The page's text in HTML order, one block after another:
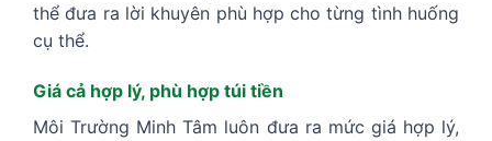
thể đưa ra lời khuyên phù hợp cho từng tình huống
cụ thể.
Giá cả hợp lý, phù hợp túi tiền
Môi Trường Minh Tâm luôn đưa ra mức giá hợp lý,